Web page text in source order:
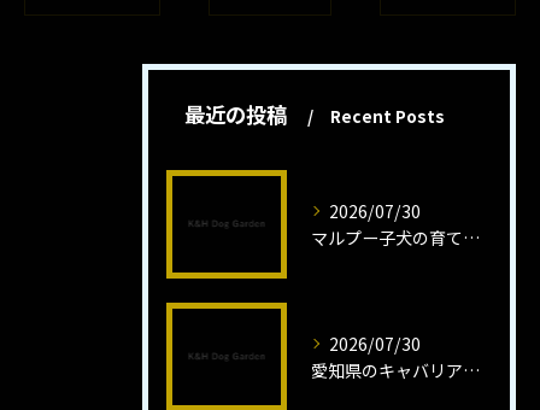
最近の投稿 Recent Posts
2026/07/30
マルプー子犬の育て方と魅力解説
2026/07/30
愛知県のキャバリア子犬の魅力秘話